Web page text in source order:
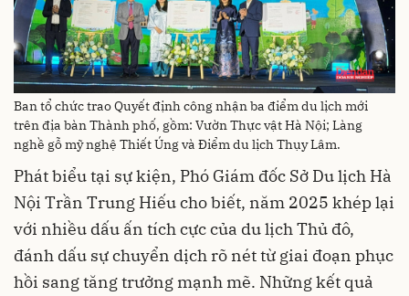
Ban tổ chức trao Quyết định công nhận ba điểm du lịch mới
trên địa bàn Thành phố, gồm: Vườn Thực vật Hà Nội; Làng
nghề gỗ mỹ nghệ Thiết Úng và Điểm du lịch Thụy Lâm.
Phát biểu tại sự kiện, Phó Giám đốc Sở Du lịch Hà
Nội Trần Trung Hiếu cho biết, năm 2025 khép lại
với nhiều dấu ấn tích cực của du lịch Thủ đô,
đánh dấu sự chuyển dịch rõ nét từ giai đoạn phục
hồi sang tăng trưởng mạnh mẽ. Những kết quả